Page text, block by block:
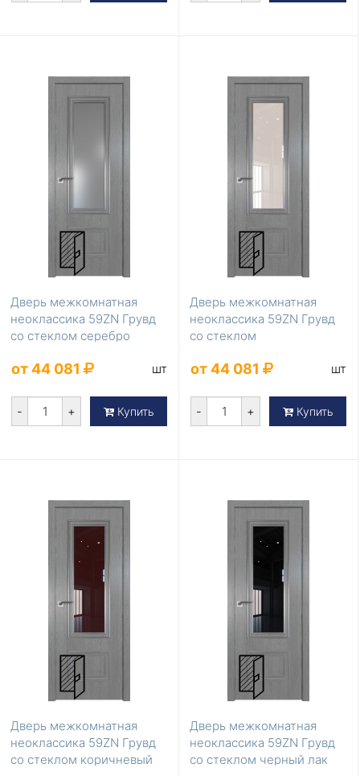
Дверь межкомнатная
неоклассика 59ZN Грувд
со стеклом серебро
от 44 081 шт
- + Купить
Дверь межкомнатная
неоклассика 59ZN Грувд
со стеклом
от 44 081 шт
- + Купить
Дверь межкомнатная
неоклассика 59ZN Грувд
со стеклом коричневый
Дверь межкомнатная
неоклассика 59ZN Грувд
со стеклом черный лак